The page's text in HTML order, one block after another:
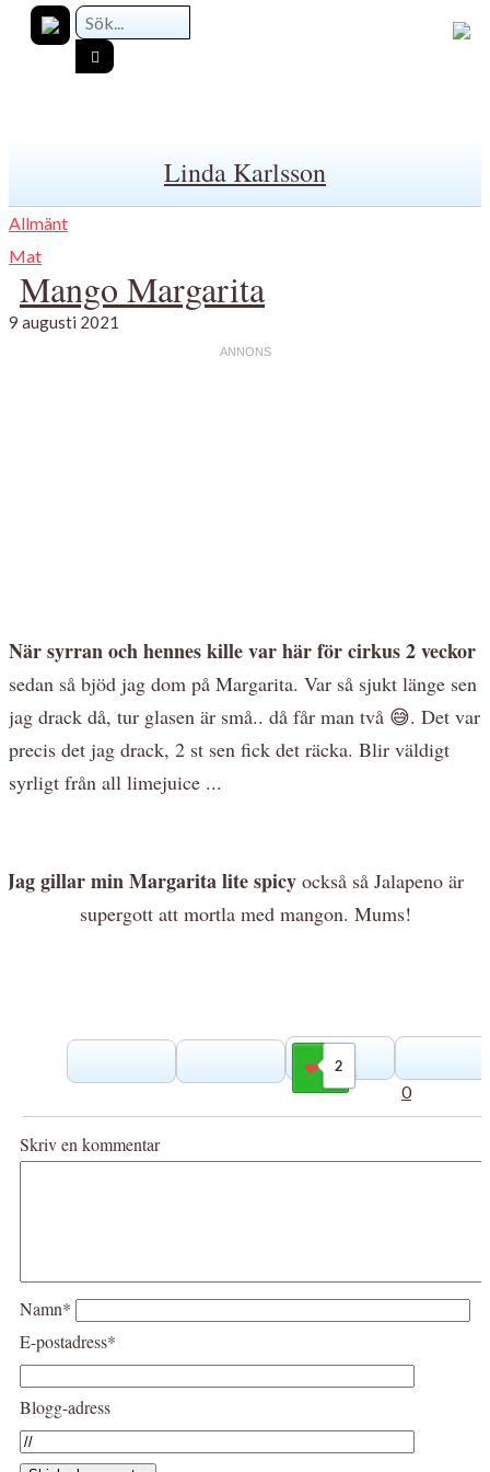
Linda Karlsson
Allmänt
Mat
Mango Margarita
9 augusti 2021
När syrran och hennes kille var här för cirkus 2 veckor
sedan så bjöd jag dom på Margarita. Var så sjukt länge sen
jag drack då, tur glasen är små.. då får man två 😅. Det var
precis det jag drack, 2 st sen fick det räcka. Blir väldigt
syrligt från all limejuice ...
Jag gillar min Margarita lite spicyockså så Jalapeno är
supergott att mortla med mangon. Mums!
2
Gilla
0
Skriv en kommentar
Namn*
E-postadress*
Blogg-adress